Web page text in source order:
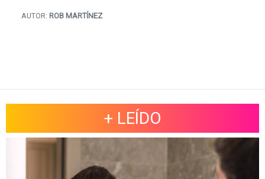
AUTOR: ROB MARTÍNEZ
+ LEÍDO